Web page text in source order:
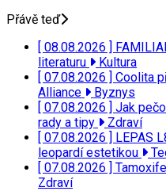
Přávě teď
[ 08.08.2026 ]
literaturu
Kultura
[ 07.08.2026 ] Coolita
Alliance
Byznys
[ 07.08.2026 ] Jak
rady a tipy
Zdraví
[ 07.08.2026 ] LEPAS
leopardí estetikou
[ 07.08.2026 ]
Zdraví